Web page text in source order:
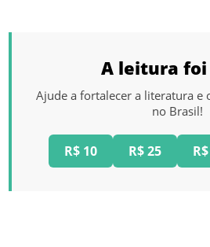
A leitura foi
Ajude a fortalecer a literatura e
no Brasil!
R$ 10 R$ 25